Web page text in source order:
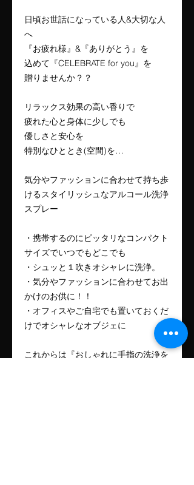
日頃お世話になっている人&大切な人
へ
『お疲れ様』&『ありがとう』を
込めて『CELEBRATE for you』を
贈りませんか？？
リラックス効果の高い香りで
疲れた心と身体に少しでも
優しさと安心を
特別なひととき(空間)を…
気分やファッションに合わせて持ち歩
けるスタイリッシュなアルコール洗浄
スプレー
・携帯するのにピッタリなコンパクト
サイズでいつでもどこでも
・シュッと１吹きオシャレに洗浄。
・気分やファッションに合わせてお出
かけのお供に！！
・オフィスやご自宅でも置いておくだ
けでオシャレなオブジェに
これからは『おしゃれに手指の洗浄を